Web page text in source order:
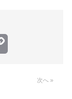
次へ »